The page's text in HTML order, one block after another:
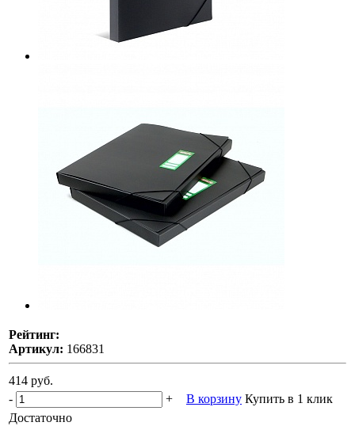
Рейтинг:
Артикул: 166831
414 руб.
-
+ В корзину Купить в 1 клик
Достаточно